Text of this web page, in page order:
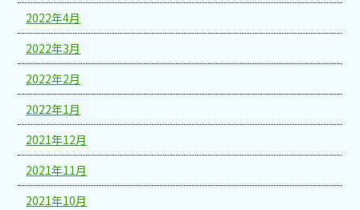
2022年4月
2022年3月
2022年2月
2022年1月
2021年12月
2021年11月
2021年10月